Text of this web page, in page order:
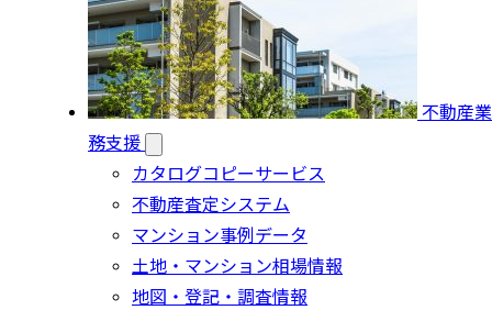
不動産業
務支援
カタログコピーサービス
不動産査定システム
マンション事例データ
土地・マンション相場情報
地図・登記・調査情報